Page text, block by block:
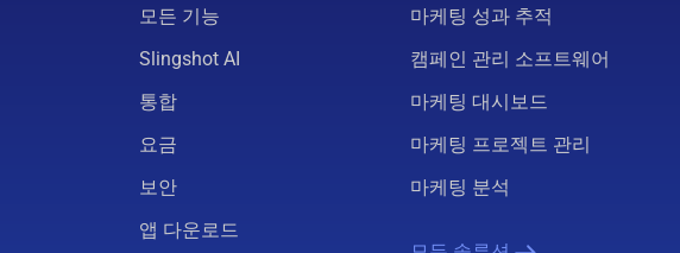
모든 기능
Slingshot AI
통합
요금
보안
앱 다운로드
마케팅 성과 추적
캠페인 관리 소프트웨어
마케팅 대시보드
마케팅 프로젝트 관리
마케팅 분석